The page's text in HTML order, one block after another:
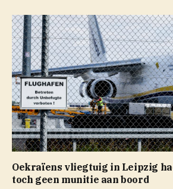
Oekraïens vliegtuig in Leipzig
toch geen munitie aan boord